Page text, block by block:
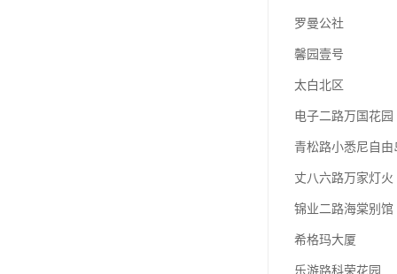
罗曼公社
馨园壹号
太白北区
电子二路万国花园
青松路小悉尼自由
丈八六路万家灯火
锦业二路海棠别馆
希格玛大厦
乐游路科荣花园